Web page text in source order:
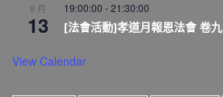
8 月
13
19:00:00 -21:30:00
[法會活動]孝道月報恩法會 卷九
View Calendar